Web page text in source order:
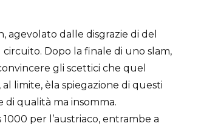
agevolato dalle disgrazie di del
Dopo la finale di uno slam,
gli scettici che quel
limite, èla spiegazione di questi
qualità ma insomma.
per l’austriaco, entrambe a